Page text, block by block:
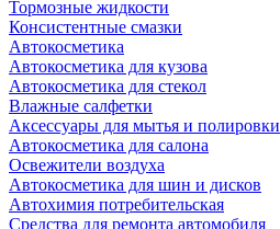
Тормозные жидкости
Консистентные смазки
Автокосметика
Автокосметика для кузова
Автокосметика для стекол
Влажные салфетки
Аксессуары для мытья и полировки
Автокосметика для салона
Освежители воздуха
Автокосметика для шин и дисков
Автохимия потребительская
Средства для ремонта автомобиля